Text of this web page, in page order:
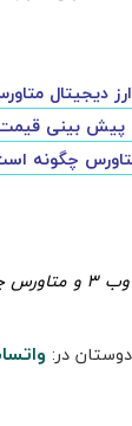
دیجیتال
پیش بینی
چگونه
بگویید!
در: